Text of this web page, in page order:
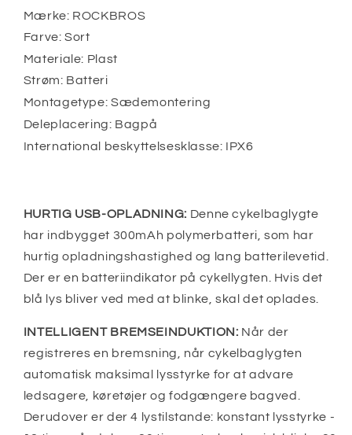
Vandtæt
Vandtæt
Mærke: ROCKBROS
Farve: Sort
Materiale: Plast
Strøm: Batteri
Montagetype: Sædemontering
Deleplacering: Bagpå
International beskyttelsesklasse: IPX6
HURTIG USB-OPLADNING: Denne cykelbaglygte
har indbygget 300mAh polymerbatteri, som har
hurtig opladningshastighed og lang batterilevetid.
Der er en batteriindikator på cykellygten. Hvis det
blå lys bliver ved med at blinke, skal det oplades.
INTELLIGENT BREMSEINDUKTION: Når der
registreres en bremsning, når cykelbaglygten
automatisk maksimal lysstyrke for at advare
ledsagere, køretøjer og fodgængere bagved.
Derudover er der 4 lystilstande: konstant lysstyrke -